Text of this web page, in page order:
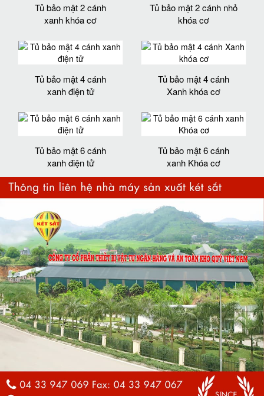
Tủ bảo mật 2 cánh
xanh khóa cơ
Tủ bảo mật 2 cánh nhỏ
khóa cơ
Tủ bảo mật 4 cánh
xanh điện tử
Tủ bảo mật 4 cánh
Xanh khóa cơ
Tủ bảo mật 6 cánh
xanh điện tử
Tủ bảo mật 6 cánh
xanh Khóa cơ